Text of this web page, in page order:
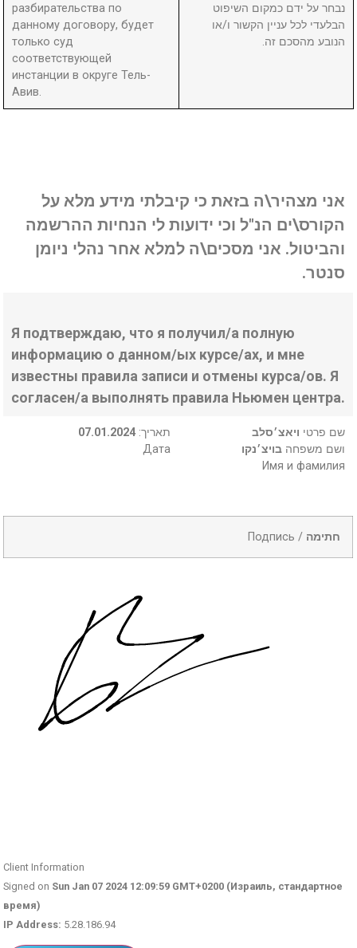
разбирательства по
данному договору, будет
только суд
соответствующей
инстанции в округе Тель-
Авив.
נבחר על ידם כמקום השיפוט
הבלעדי לכל עניין הקשור ו/או
הנובע מהסכם זה.
אני מצהיר\ה בזאת כי קיבלתי מידע מלא על
הקורס\ים הנ"ל וכי ידועות לי הנחיות ההרשמה
והביטול. אני מסכים\ה למלא אחר נהלי ניומן
סנטר.
Я подтверждаю, что я получил/а полную
информацию о данном/ых курсе/ах, и мне
известны правила записи и отмены курса/ов. Я
согласен/а выполнять правила Ньюмен центра.
07.01.2024 :תאריך
Дата
שם פרטי ויאצ׳סלב
ושם משפחה בויצ׳נקו
Имя и фамилия
Подпись / חתימה
Client Information
Signed on Sun Jan 07 2024 12:09:59 GMT+0200 (Израиль, стандартное
время)
IP Address: 5.28.186.94